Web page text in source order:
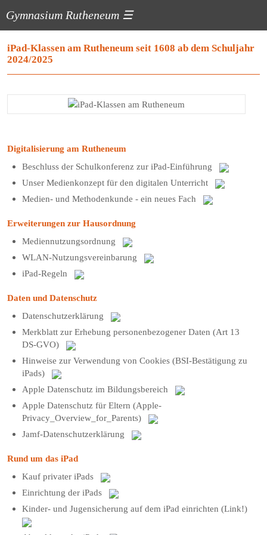
Gymnasium Rutheneum ☰
iPad-Klassen am Rutheneum seit 1608 ab dem Schuljahr
2024/2025
Digitalisierung am Rutheneum
Beschluss der Schulkonferenz zur iPad-Einführung
Unser Medienkonzept für den digitalen Unterricht
Medien- und Methodenkunde - ein neues Fach
Erweiterungen zur Hausordnung
Mediennutzungsordnung
WLAN-Nutzungsvereinbarung
iPad-Regeln
Daten und Datenschutz
Datenschutzerklärung
Merkblatt zur Erhebung personenbezogener Daten (Art 13
DS-GVO)
Hinweise zur Verwendung von Cookies (BSI-Bestätigung zu
iPads)
Apple Datenschutz im Bildungsbereich
Apple Datenschutz für Eltern (Apple-
Privacy_Overview_for_Parents)
Jamf-Datenschutzerklärung
Rund um das iPad
Kauf privater iPads
Einrichtung der iPads
Kinder- und Jugensicherung auf dem iPad einrichten (Link!)